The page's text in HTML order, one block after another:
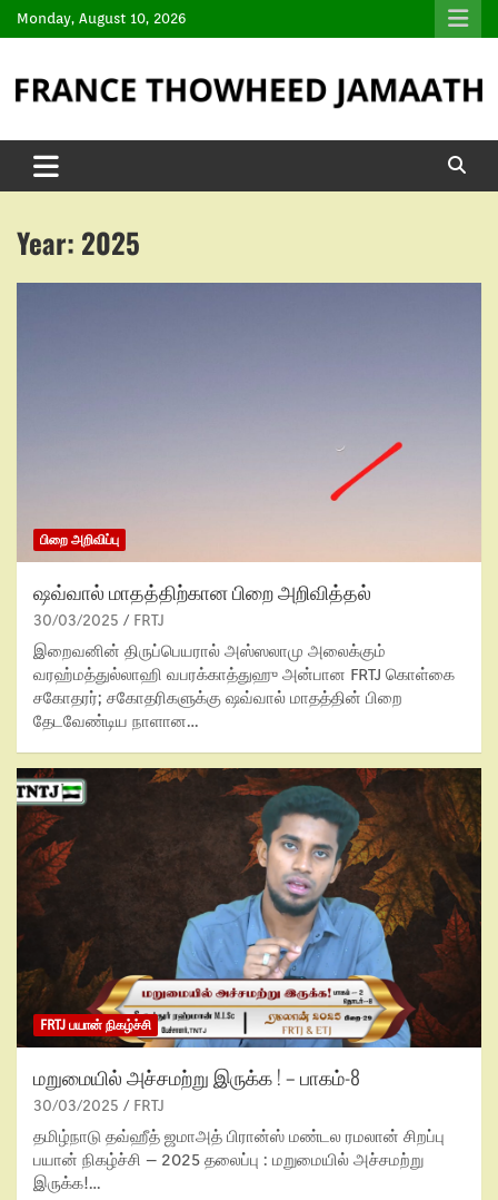
Monday, August 10, 2026
Year: 2025
பிறை அறிவிப்பு
ஷவ்வால் மாதத்திற்கான பிறை அறிவித்தல்
30/03/2025 FRTJ
இறைவனின் திருப்பெயரால் அஸ்ஸலாமு அலைக்கும்
வரஹ்மத்துல்லாஹி வபரக்காத்துஹு அன்பான FRTJ கொள்கை
சகோதரர்; சகோதரிகளுக்கு ஷவ்வால் மாதத்தின் பிறை
தேடவேண்டிய நாளான…
FRTJ பயான் நிகழ்ச்சி
மறுமையில் அச்சமற்று இருக்க ! – பாகம்-8
30/03/2025 FRTJ
தமிழ்நாடு தவ்ஹீத் ஜமாஅத் பிரான்ஸ் மண்டல ரமலான் சிறப்பு
பயான் நிகழ்ச்சி – 2025 தலைப்பு : மறுமையில் அச்சமற்று
இருக்க!…